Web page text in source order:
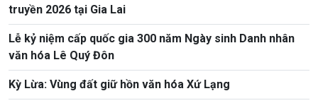
truyền 2026 tại Gia Lai
Lễ kỷ niệm cấp quốc gia 300 năm Ngày sinh Danh nhân
văn hóa Lê Quý Đôn
Kỳ Lừa: Vùng đất giữ hồn văn hóa Xứ Lạng